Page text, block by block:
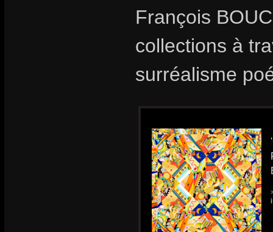
François
collections à
surréalisme